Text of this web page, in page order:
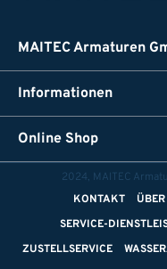
MAITEC Armaturen
Informationen
Online Shop
2024, MAITEC
KONTAKT
SERVICE-
ZUSTELLSERVICE